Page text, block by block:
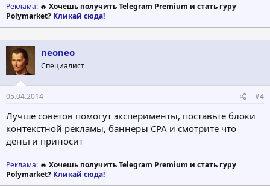
Реклама: 🔥 Хочешь получить Telegram Premium и стать гуру
Polymarket? Кликай сюда!
neoneo
Специалист
05.04.2014 #4
Лучше советов помогут эксперименты, поставьте блоки
контекстной рекламы, баннеры CPA и смотрите что
деньги приносит
Реклама: 🔥 Хочешь получить Telegram Premium и стать гуру
Polymarket? Кликай сюда!